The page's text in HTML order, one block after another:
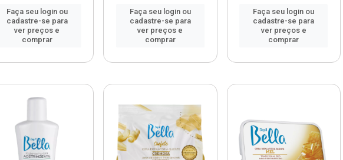
Faça seu login ou
cadastre-se para
ver preços e
comprar
Faça seu login ou
cadastre-se para
ver preços e
comprar
Faça seu login ou
cadastre-se para
ver preços e
comprar